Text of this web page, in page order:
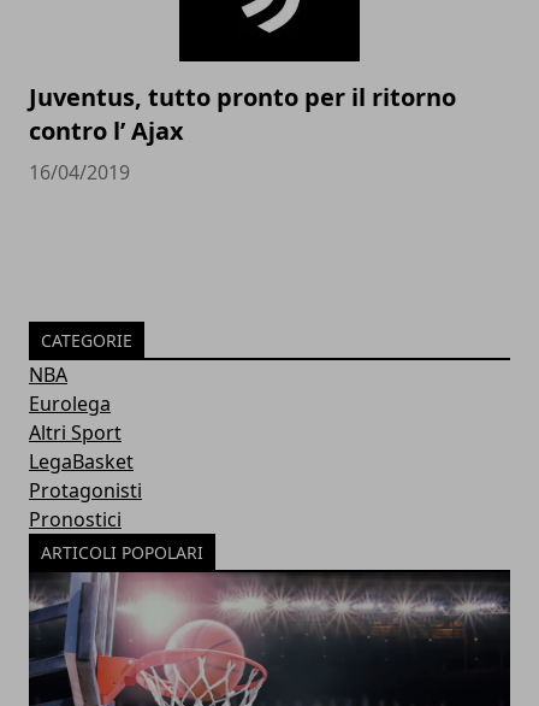
Juventus, tutto pronto per il ritorno
contro l’ Ajax
16/04/2019
CATEGORIE
NBA
Eurolega
Altri Sport
LegaBasket
Protagonisti
Pronostici
ARTICOLI POPOLARI